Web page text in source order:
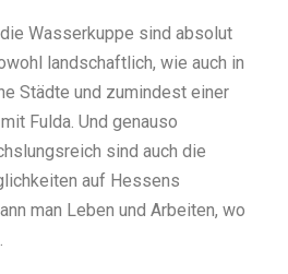
Wasserkuppe sind absolut
landschaftlich, wie auch in
Städte und zumindest einer
Fulda. Und genauso
sind auch die
auf Hessens
man Leben und Arbeiten, wo